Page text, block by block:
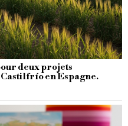
deux projets
en Espagne.